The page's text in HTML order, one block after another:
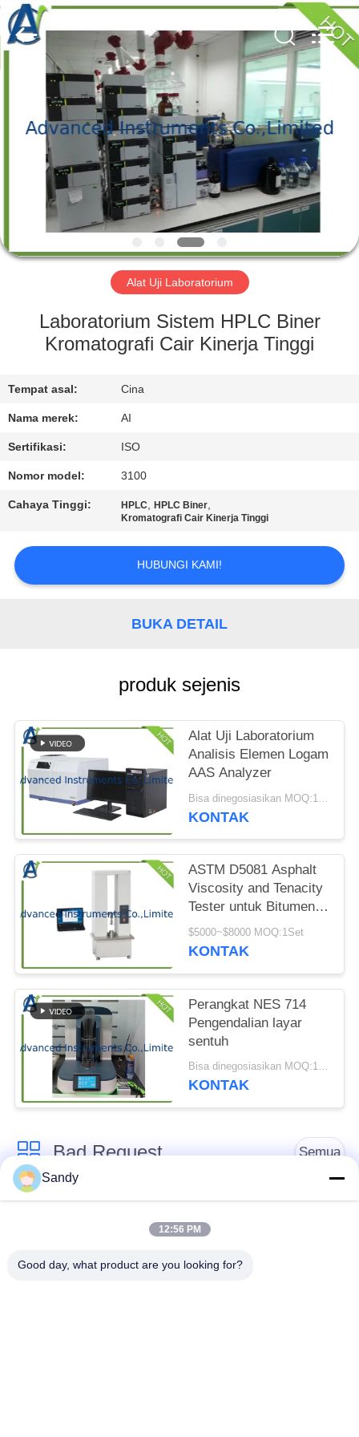
RUMAH
PRODUK
TENTANG
KAMI
TUR
KONTROL
HUBUNGI
KAMI
KASUS
PERMINTAAN
PENAWARAN
PRIVACY
POLICY
Advanced
Instruments
Co.,Limited.
All
Rights
Alat Uji Laboratorium
Laboratorium Sistem HPLC Biner
Kromatografi Cair Kinerja Tinggi
Tempat asal: Cina
Nama merek: AI
Sertifikasi: ISO
Nomor model: 3100
Cahaya Tinggi: HPLC,HPLC Biner,
Kromatografi Cair Kinerja Tinggi
HUBUNGI KAMI!
BUKA DETAIL
produk sejenis
Alat Uji Laboratorium
Analisis Elemen Logam
AAS Analyzer
Bisa dinegosiasikan MOQ:1 set AAS Analyzer dalam satu urutan
KONTAK
ASTM D5081 Asphalt
Viscosity and Tenacity
Tester untuk Bitumen
dan Campuran
Bituminous
$5000~$8000 MOQ:1Set
KONTAK
Perangkat NES 714
Pengendalian layar
sentuh
Bisa dinegosiasikan MOQ:1 SET Peralatan Indeks Oksigen Pembatas Kritis
KONTAK
Bad Request Semua
Alat Uji Laboratorium Alat Uji Minyak
Sandy
12:56 PM
Good day, what product are you looking for?